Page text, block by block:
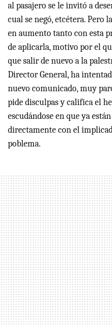
al pasajero se le invitó a
cual se negó, etcétera. Pero
en aumento tanto con esta
de aplicarla, motivo por el
que salir de nuevo a la
Director General, ha
nuevo comunicado, muy
pide disculpas y califica el
escudándose en que ya
directamente con el
poblema.